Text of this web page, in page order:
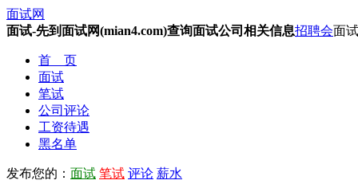
面试网
面试-先到面试网(mian4.com)查询面试公司相关信息招聘会面
首 页
面试
笔试
公司评论
工资待遇
黑名单
发布您的： 面试 笔试 评论 薪水